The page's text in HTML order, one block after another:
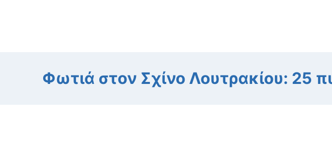
Φωτιά στον Σχίνο Λουτρακίου: 25